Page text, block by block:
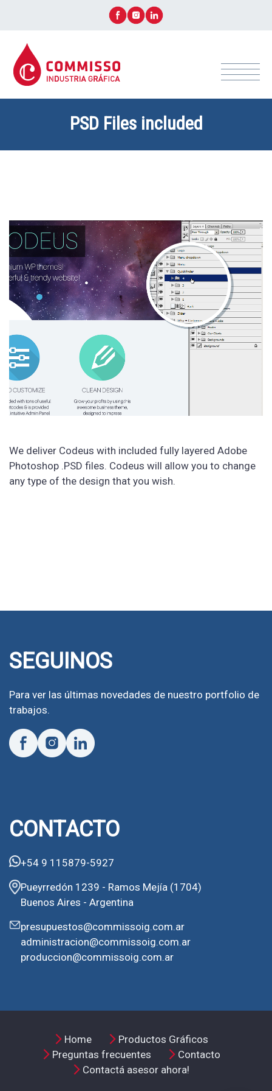
PSD Files included
We deliver Codeus with included fully layered Adobe
Photoshop .PSD files. Codeus will allow you to change
any type of the design that you wish.
SEGUINOS
Para ver las últimas novedades de nuestro portfolio de
trabajos.
CONTACTO
+54 9 115879-5927
Pueyrredón 1239 - Ramos Mejía (1704)
Buenos Aires - Argentina
presupuestos@commissoig.com.ar
administracion@commissoig.com.ar
produccion@commissoig.com.ar
Home
Productos Gráficos
Preguntas frecuentes
Contacto
Contactá asesor ahora!